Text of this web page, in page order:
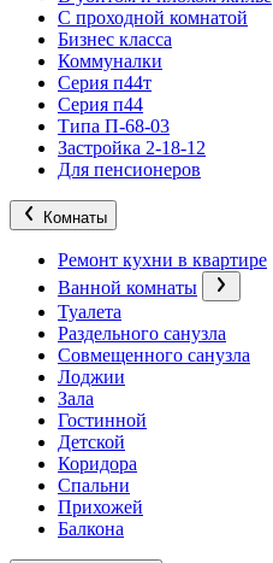
С проходной комнатой
Бизнес класса
Коммуналки
Серия п44т
Серия п44
Типа П-68-03
Застройка 2-18-12
Для пенсионеров
Комнаты
Ремонт кухни в квартире
Ванной комнаты
Туалета
Раздельного санузла
Совмещенного санузла
Лоджии
Зала
Гостинной
Детской
Коридора
Спальни
Прихожей
Балкона